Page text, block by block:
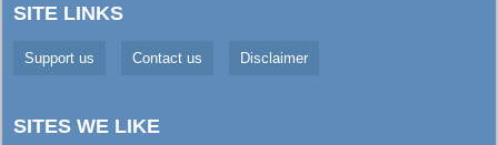
SITE LINKS
Support us Contact us Disclaimer
SITES WE LIKE